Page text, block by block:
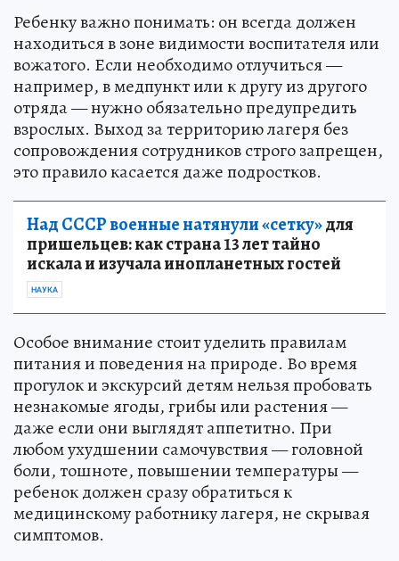
Ребенку важно понимать: он всегда должен
находиться в зоне видимости воспитателя или
вожатого. Если необходимо отлучиться —
например, в медпункт или к другу из другого
отряда — нужно обязательно предупредить
взрослых. Выход за территорию лагеря без
сопровождения сотрудников строго запрещен,
это правило касается даже подростков.
Над СССР военные натянули «сетку»для
пришельцев: как страна 13 лет тайно
искала и изучала инопланетных гостей
НАУКА
Особое внимание стоит уделить правилам
питания и поведения на природе. Во время
прогулок и экскурсий детям нельзя пробовать
незнакомые ягоды, грибы или растения —
даже если они выглядят аппетитно. При
любом ухудшении самочувствия — головной
боли, тошноте, повышении температуры —
ребенок должен сразу обратиться к
медицинскому работнику лагеря, не скрывая
симптомов.